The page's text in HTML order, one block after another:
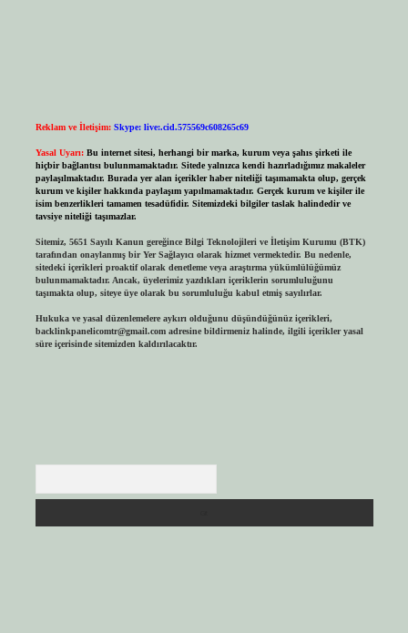
Reklam ve İletişim: Skype: live:.cid.575569c608265c69
Yasal Uyarı: Bu internet sitesi, herhangi bir marka, kurum veya şahıs şirketi ile
hiçbir bağlantısı bulunmamaktadır. Sitede yalnızca kendi hazırladığımız makaleler
paylaşılmaktadır. Burada yer alan içerikler haber niteliği taşımamakta olup, gerçek
kurum ve kişiler hakkında paylaşım yapılmamaktadır. Gerçek kurum ve kişiler ile
isim benzerlikleri tamamen tesadüfidir. Sitemizdeki bilgiler taslak halindedir ve
tavsiye niteliği taşımazlar.
Sitemiz, 5651 Sayılı Kanun gereğince Bilgi Teknolojileri ve İletişim Kurumu (BTK)
tarafından onaylanmış bir Yer Sağlayıcı olarak hizmet vermektedir. Bu nedenle,
sitedeki içerikleri proaktif olarak denetleme veya araştırma yükümlülüğümüz
bulunmamaktadır. Ancak, üyelerimiz yazdıkları içeriklerin sorumluluğunu
taşımakta olup, siteye üye olarak bu sorumluluğu kabul etmiş sayılırlar.
Hukuka ve yasal düzenlemelere aykırı olduğunu düşündüğünüz içerikleri,
backlinkpanelicomtr@gmail.comadresine bildirmeniz halinde, ilgili içerikler yasal
süre içerisinde sitemizden kaldırılacaktır.